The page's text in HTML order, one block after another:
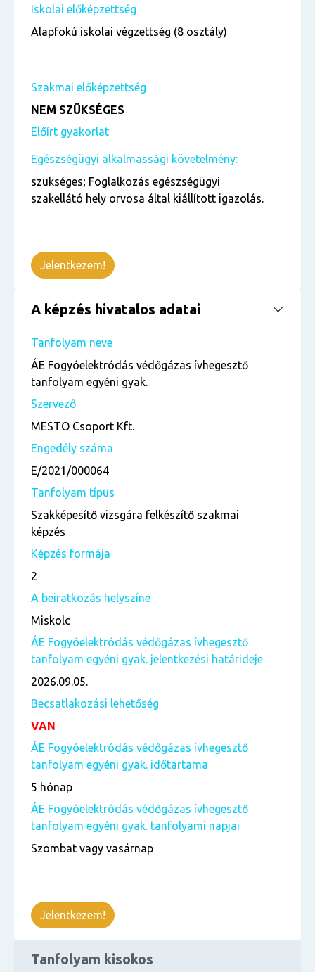
Tanfolyam kisokos
Iskolai előképzettség
Alapfokú iskolai végzettség (8 osztály)
Szakmai előképzettség
NEM SZÜKSÉGES
Előírt gyakorlat
Egészségügyi alkalmassági követelmény:
szükséges; Foglalkozás egészségügyi
szakellátó hely orvosa által kiállított igazolás.
Jelentkezem!
A képzés hivatalos adatai
Tanfolyam neve
ÁE Fogyóelektródás védőgázas ívhegesztő
tanfolyam egyéni gyak.
Szervező
MESTO Csoport Kft.
Engedély száma
E/2021/000064
Tanfolyam típus
Szakképesítő vizsgára felkészítő szakmai
képzés
Képzés formája
2
A beiratkozás helyszíne
Miskolc
ÁE Fogyóelektródás védőgázas ívhegesztő
tanfolyam egyéni gyak. jelentkezési határideje
2026.09.05.
Becsatlakozási lehetőség
VAN
ÁE Fogyóelektródás védőgázas ívhegesztő
tanfolyam egyéni gyak. időtartama
5 hónap
ÁE Fogyóelektródás védőgázas ívhegesztő
tanfolyam egyéni gyak. tanfolyami napjai
Szombat vagy vasárnap
Jelentkezem!